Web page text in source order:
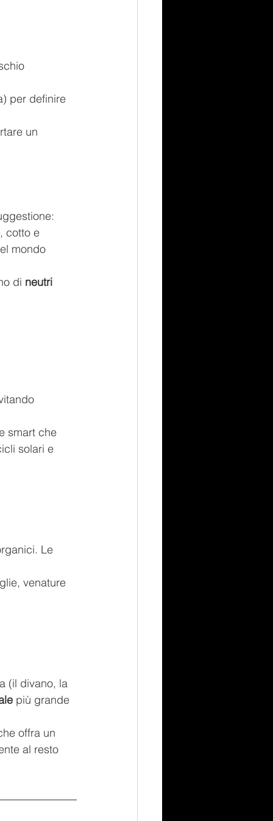
per definire
un
, cotto e
mondo
di neutri
smart che
solari e
Le
venature
(il divano, la
più grande
offra un
al resto